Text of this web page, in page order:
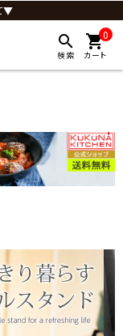
▼
search
検索
0
shopping_cart
カート